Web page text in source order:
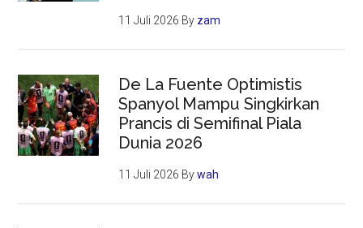
11 Juli 2026 By zam
De La Fuente Optimistis
Spanyol Mampu Singkirkan
Prancis di Semifinal Piala
Dunia 2026
11 Juli 2026 Bywah